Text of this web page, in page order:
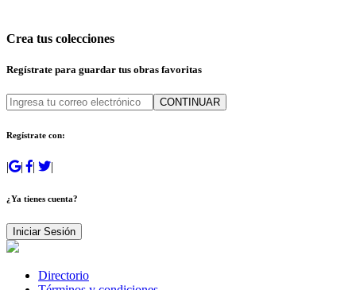
Crea tus colecciones
Regístrate para guardar tus obras favoritas
CONTINUAR
Regístrate con:
| | | |
¿Ya tienes cuenta?
Iniciar Sesión
Directorio